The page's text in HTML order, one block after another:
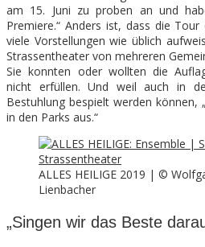
am 15. Juni zu proben an und
Premiere.“ Anders ist, dass die
viele Vorstellungen wie üblich
Strassentheater von mehreren
Sie konnten oder wollten die
nicht erfüllen. Und weil auch in
Bestuhlung bespielt werden können,
in den Parks aus.“
ALLES HEILIGE 2019 | ©
Lienbacher
„Singen wir das Beste